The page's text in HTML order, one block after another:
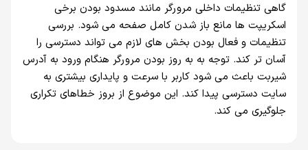
گاهی تنظيمات داخلی مرورگر مانند مسدود بودن برخی
اسكريپت ها مانع باز شدن كامل صفحه می شود. بررسی
تنظيمات و فعال بودن بخش های لازم می تواند دسترسی را
آسان تر كند. توجه به به روز بودن مرورگر هنگام ورود به آدرس
شيربت باعث می شود كاربر با سرعت و پايداری بيشتری به
سايت دسترسی پيدا كند. اين موضوع از بروز خطاهای تكراری
جلوگيری می كند.